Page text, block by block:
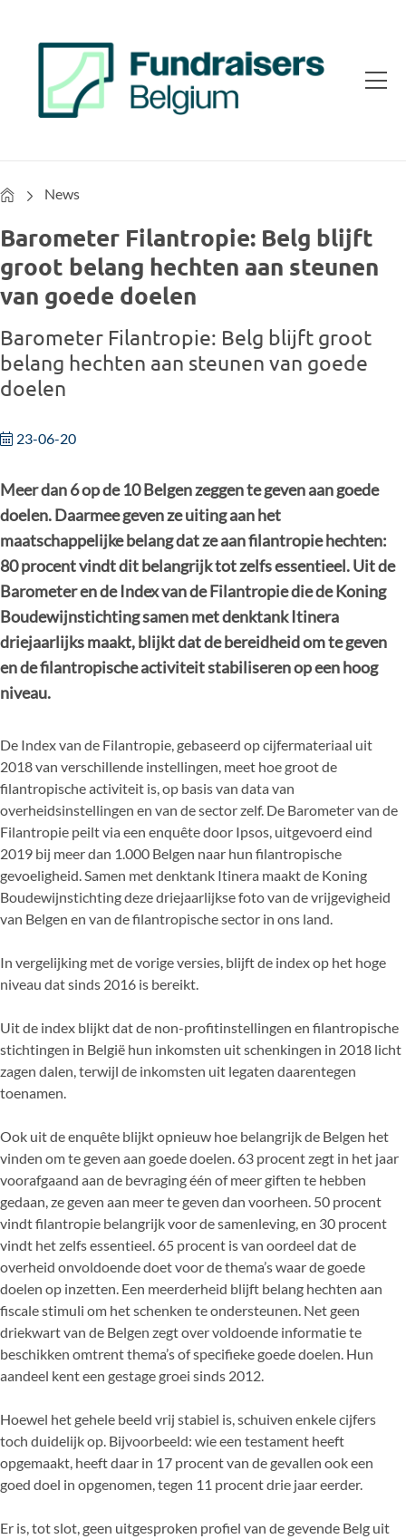
HomeNews
Barometer Filantropie: Belg blijft
groot belang hechten aan steunen
van goede doelen
Barometer Filantropie: Belg blijft groot
belang hechten aan steunen van goede
doelen
23-06-20
Meer dan 6 op de 10 Belgen zeggen te geven aan goede
doelen. Daarmee geven ze uiting aan het
maatschappelijke belang dat ze aan filantropie hechten:
80 procent vindt dit belangrijk tot zelfs essentieel. Uit de
Barometer en de Index van de Filantropie die de Koning
Boudewijnstichting samen met denktank Itinera
driejaarlijks maakt, blijkt dat de bereidheid om te geven
en de filantropische activiteit stabiliseren op een hoog
niveau.
De Index van de Filantropie, gebaseerd op cijfermateriaal uit
2018 van verschillende instellingen, meet hoe groot de
filantropische activiteit is, op basis van data van
overheidsinstellingen en van de sector zelf. De Barometer van de
Filantropie peilt via een enquête door Ipsos, uitgevoerd eind
2019 bij meer dan 1.000 Belgen naar hun filantropische
gevoeligheid. Samen met denktank Itinera maakt de Koning
Boudewijnstichting deze driejaarlijkse foto van de vrijgevigheid
van Belgen en van de filantropische sector in ons land.
In vergelijking met de vorige versies, blijft de index op het hoge
niveau dat sinds 2016 is bereikt.
Uit de index blijkt dat de non-profitinstellingen en filantropische
stichtingen in België hun inkomsten uit schenkingen in 2018 licht
zagen dalen, terwijl de inkomsten uit legaten daarentegen
toenamen.
Ook uit de enquête blijkt opnieuw hoe belangrijk de Belgen het
vinden om te geven aan goede doelen. 63 procent zegt in het jaar
voorafgaand aan de bevraging één of meer giften te hebben
gedaan, ze geven aan meer te geven dan voorheen. 50 procent
vindt filantropie belangrijk voor de samenleving, en 30 procent
vindt het zelfs essentieel. 65 procent is van oordeel dat de
overheid onvoldoende doet voor de thema’s waar de goede
doelen op inzetten. Een meerderheid blijft belang hechten aan
fiscale stimuli om het schenken te ondersteunen. Net geen
driekwart van de Belgen zegt over voldoende informatie te
beschikken omtrent thema’s of specifieke goede doelen. Hun
aandeel kent een gestage groei sinds 2012.
Hoewel het gehele beeld vrij stabiel is, schuiven enkele cijfers
toch duidelijk op. Bijvoorbeeld: wie een testament heeft
opgemaakt, heeft daar in 17 procent van de gevallen ook een
goed doel in opgenomen, tegen 11 procent drie jaar eerder.
Er is, tot slot, geen uitgesproken profiel van de gevende Belg uit